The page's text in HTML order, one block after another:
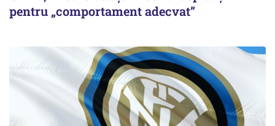
pentru „comportament adecvat”